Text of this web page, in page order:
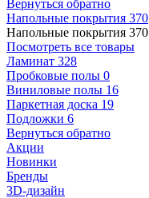
Вернуться обратно
Напольные покрытия 370
Напольные покрытия 370
Посмотреть все товары
Ламинат 328
Пробковые полы 0
Виниловые полы 16
Паркетная доска 19
Подложки 6
Вернуться обратно
Акции
Новинки
Бренды
3D-дизайн